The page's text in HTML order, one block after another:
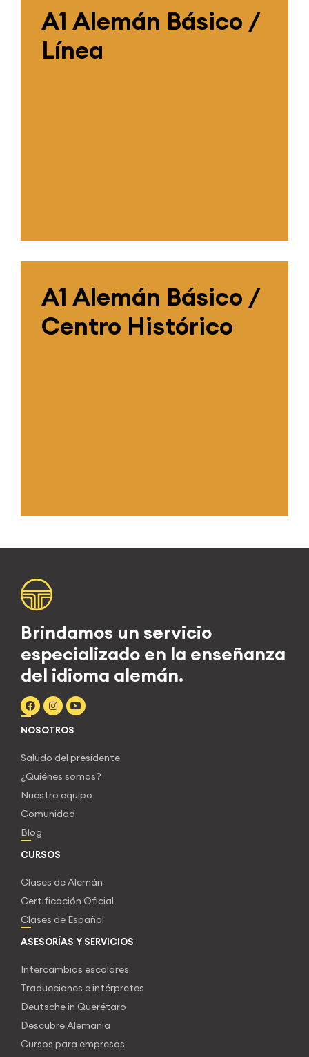
A1 Alemán Básico /
Línea
A1 Alemán Básico /
Centro Histórico
Brindamos un servicio
especializado en la enseñanza
del idioma alemán.
NOSOTROS
Saludo del presidente
¿Quiénes somos?
Nuestro equipo
Comunidad
Blog
CURSOS
Clases de Alemán
Certificación Oficial
Clases de Español
ASESORÍAS Y SERVICIOS
Intercambios escolares
Traducciones e intérpretes
Deutsche in Querétaro
Descubre Alemania
Cursos para empresas